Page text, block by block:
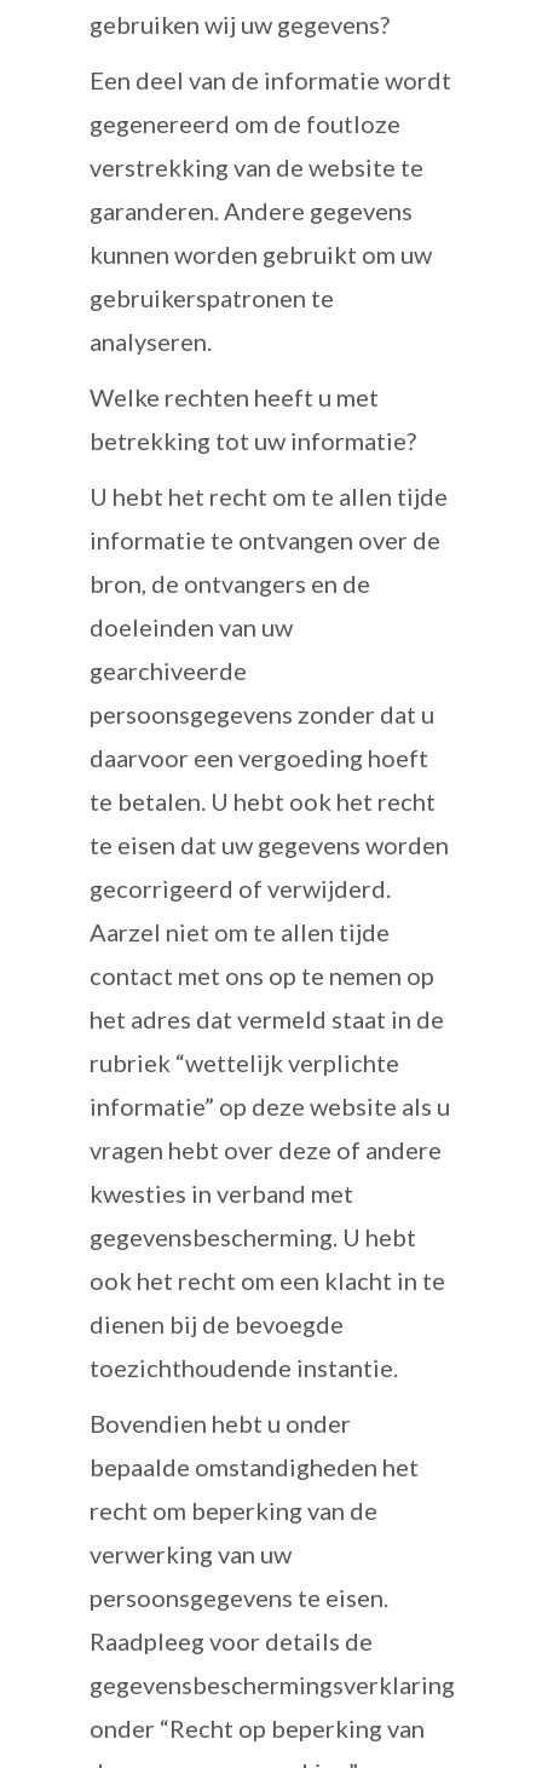
gebruiken wij uw gegevens?
Een deel van de informatie wordt
gegenereerd om de foutloze
verstrekking van de website te
garanderen. Andere gegevens
kunnen worden gebruikt om uw
gebruikerspatronen te
analyseren.
Welke rechten heeft u met
betrekking tot uw informatie?
U hebt het recht om te allen tijde
informatie te ontvangen over de
bron, de ontvangers en de
doeleinden van uw
gearchiveerde
persoonsgegevens zonder dat u
daarvoor een vergoeding hoeft
te betalen. U hebt ook het recht
te eisen dat uw gegevens worden
gecorrigeerd of verwijderd.
Aarzel niet om te allen tijde
contact met ons op te nemen op
het adres dat vermeld staat in de
rubriek “wettelijk verplichte
informatie” op deze website als u
vragen hebt over deze of andere
kwesties in verband met
gegevensbescherming. U hebt
ook het recht om een klacht in te
dienen bij de bevoegde
toezichthoudende instantie.
Bovendien hebt u onder
bepaalde omstandigheden het
recht om beperking van de
verwerking van uw
persoonsgegevens te eisen.
Raadpleeg voor details de
gegevensbeschermingsverklaring
onder “Recht op beperking van